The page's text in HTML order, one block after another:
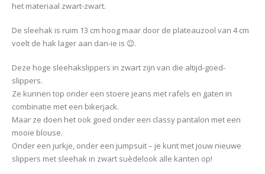
het materiaal zwart-zwart.
De sleehak is ruim 13 cm hoog maar door de plateauzool van 4 cm
voelt de hak lager aan dan-ie is 😉.
Deze hoge sleehakslippers in zwart zijn van die altijd-goed-
slippers.
Ze kunnen top onder een stoere jeans met rafels en gaten in
combinatie met een bikerjack.
Maar ze doen het ook goed onder een classy pantalon met een
mooie blouse.
Onder een jurkje, onder een jumpsuit – je kunt met jouw nieuwe
slippers met sleehak in zwart suèdelook alle kanten op!